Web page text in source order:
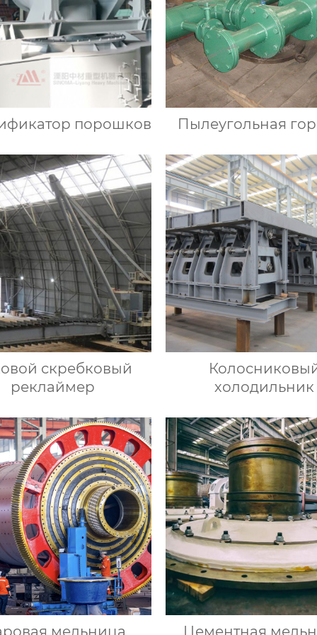
порошков Пылеугольная
скребковый
реклаймер
холодильник
мельница Цементная